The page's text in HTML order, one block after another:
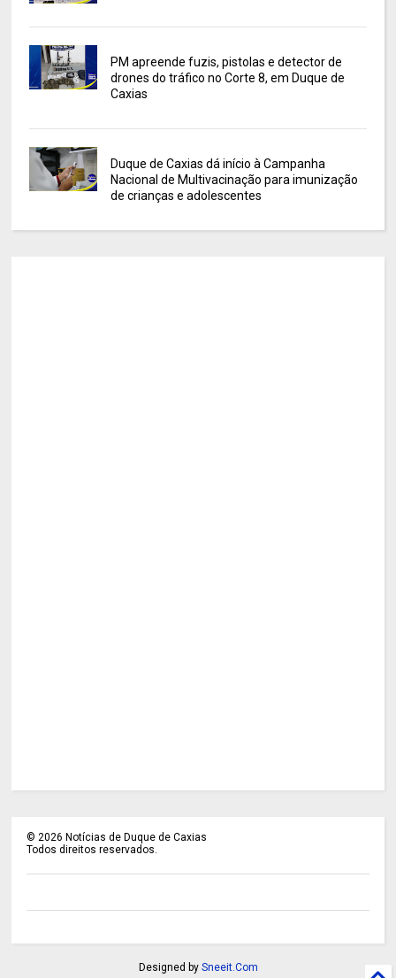
PM apreende fuzis, pistolas e detector de
drones do tráfico no Corte 8, em Duque de
Caxias
Duque de Caxias dá início à Campanha
Nacional de Multivacinação para imunização
de crianças e adolescentes
©2026 Notícias de Duque de Caxias
Todos direitos reservados.
Designed by Sneeit.Com